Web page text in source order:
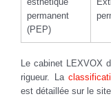
permanent
(PEP)
Le cabinet LEXVOX
rigueur. La
est détaillée sur le